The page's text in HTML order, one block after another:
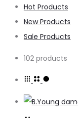
Hot Products
New Products
Sale Products
102 products